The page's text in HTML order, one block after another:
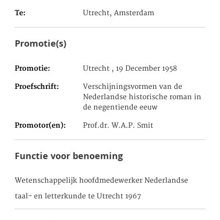
Te Utrecht, Amsterdam
Promotie(s)
Promotie Utrecht , 19 December 1958
Proefschrift
Verschijningsvormen van de
Nederlandse historische roman in
de negentiende eeuw
Promotor(en) Prof.dr. W.A.P. Smit
Functie voor benoeming
Wetenschappelijk hoofdmedewerker Nederlandse
taal- en letterkunde te Utrecht 1967